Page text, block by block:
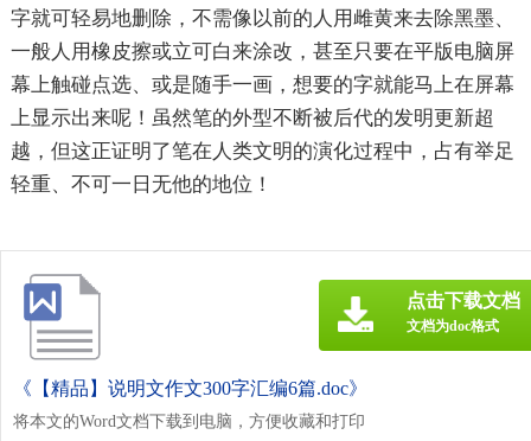
字就可轻易地删除，不需像以前的人用雌黄来去除黑墨、
一般人用橡皮擦或立可白来涂改，甚至只要在平版电脑屏
幕上触碰点选、或是随手一画，想要的字就能马上在屏幕
上显示出来呢！虽然笔的外型不断被后代的发明更新超
越，但这正证明了笔在人类文明的演化过程中，占有举足
轻重、不可一日无他的地位！
《【精品】说明文作文300字汇编6篇.doc》
将本文的Word文档下载到电脑，方便收藏和打印
点击下载文档
文档为doc格式